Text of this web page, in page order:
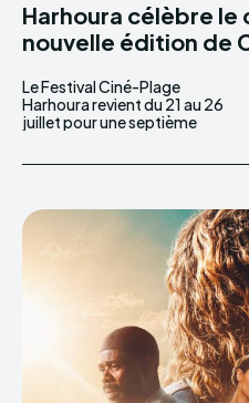
Harhoura célèbre le
nouvelle édition de
Le Festival Ciné-Plage
Harhoura revient du 21 au 26
juillet pour une septième
édition placée sous le signe du